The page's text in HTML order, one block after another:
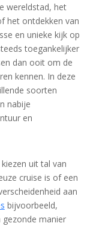
wereldstad, het
het ontdekken van
en unieke kijk op
toegankelijker
dan ooit om de
kennen. In deze
soorten
nabije
en
uit tal van
cruise is of een
aan
bijvoorbeeld,
manier